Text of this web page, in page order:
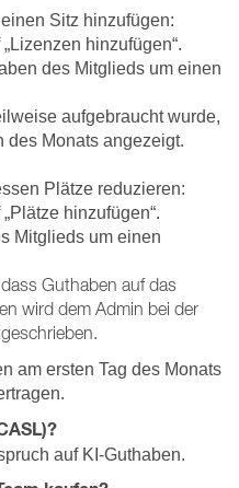
Sitz hinzufügen:
hinzufügen“.
des Mitglieds um einen
aufgebraucht wurde,
des Monats angezeigt.
Plätze reduzieren:
hinzufügen“.
Mitglieds um einen
Guthaben auf das
wird dem Admin bei der
am ersten Tag des Monats
auf KI-Guthaben.